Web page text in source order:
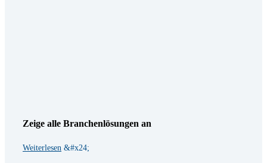
Zeige alle Branchenlösungen an
Weiterlesen